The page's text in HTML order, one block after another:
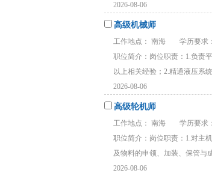
2026-08-06
高级机械师
工作地点： 南海
学历要求
职位简介：岗位职责：1.负责
以上相关经验；2.精通液压系
2026-08-06
高级轮机师
工作地点： 南海
学历要求
职位简介：岗位职责：1.对主
及物料的申领、加装、保管与
2026-08-06